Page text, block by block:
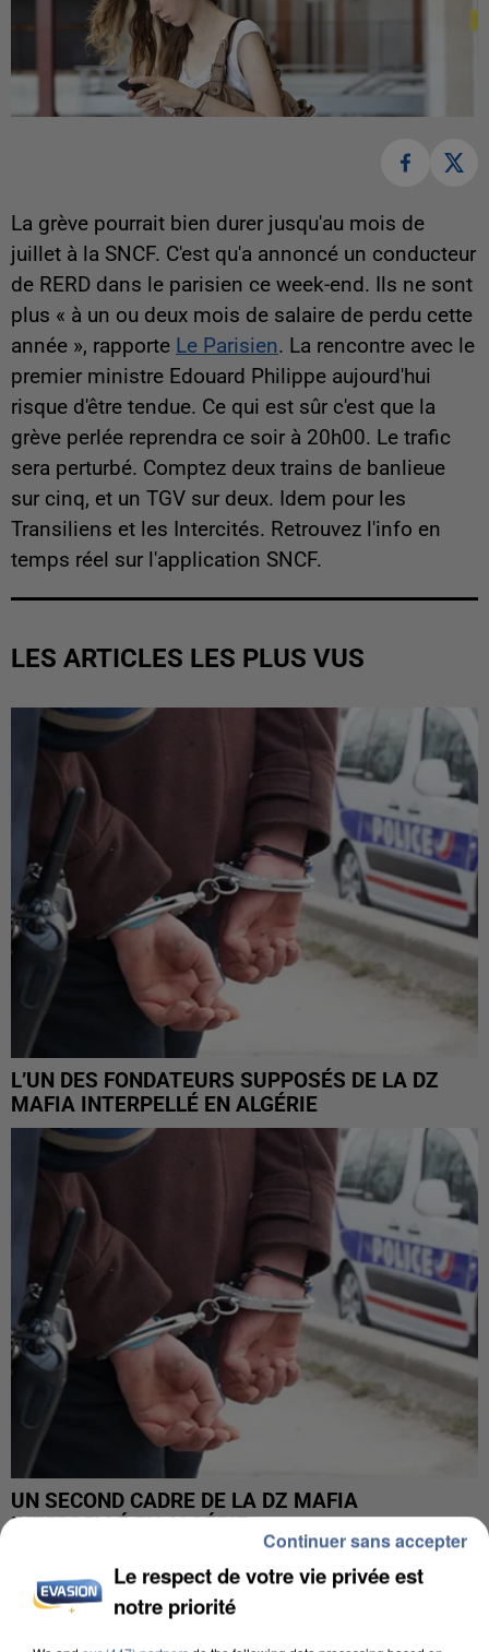
La grève pourrait bien durer jusqu'au mois de
juillet à la SNCF. C'est qu'a annoncé un conducteur
de RERD dans le parisien ce week-end. Ils ne sont
plus « à un ou deux mois de salaire de perdu cette
année », rapporte Le Parisien. La rencontre avec le
premier ministre Edouard Philippe aujourd'hui
risque d'être tendue. Ce qui est sûr c'est que la
grève perlée reprendra ce soir à 20h00. Le trafic
sera perturbé. Comptez deux trains de banlieue
sur cinq, et un TGV sur deux. Idem pour les
Transiliens et les Intercités. Retrouvez l'info en
temps réel sur l'application SNCF.
LES ARTICLES LES PLUS VUS
L’UN DES FONDATEURS SUPPOSÉS DE LA DZ
MAFIA INTERPELLÉ EN ALGÉRIE
UN SECOND CADRE DE LA DZ MAFIA
INTERPELLÉ EN ALGÉRIE
Le respect de votre vie privée est
notre priorité
Continuer sans accepter